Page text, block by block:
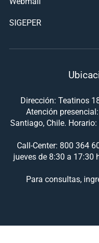
SIGEPER
Dirección: Teatinos
Atención
Santiago, Chile.
Call-Center: 800 364
jueves de 8:30 a 17:30
Para consultas,